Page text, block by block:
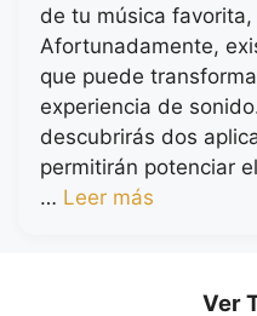
de tu música
Afortunadamente,
que puede
experiencia de
descubrirás dos
permitirán potenciar
… Leer más
Ver